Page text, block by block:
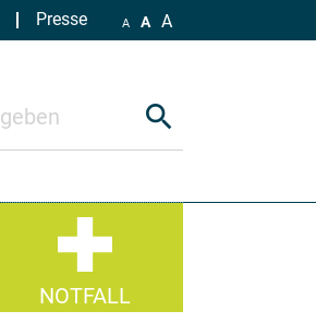
Presse A A A
search
NOTFALL